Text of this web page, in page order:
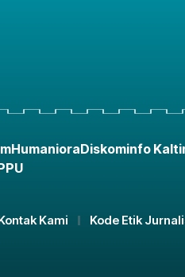
HumanioraDiskominfo
Kami Kode Etik